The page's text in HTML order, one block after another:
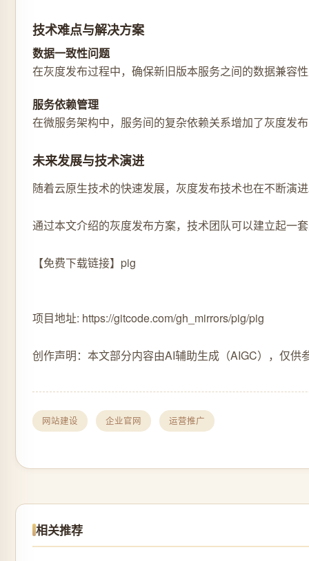
技术难点与解决方案
数据一致性问题
在灰度发布过程中，确保新旧版本服务之间的数据兼容
服务依赖管理
在微服务架构中，服务间的复杂依赖关系增加了灰度发
未来发展与技术演进
随着云原生技术的快速发展，灰度发布技术也在不断演
通过本文介绍的灰度发布方案，技术团队可以建立起一
【免费下载链接】pig
项目地址: https://gitcode.com/gh_mirrors/pig/pig
创作声明：本文部分内容由AI辅助生成（AIGC），仅供
网站建设 企业官网 运营推广
相关推荐